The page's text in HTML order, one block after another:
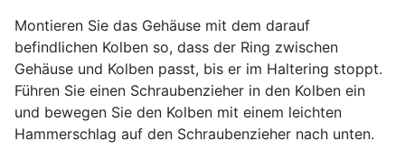
Montieren Sie das Gehäuse mit dem darauf
befindlichen Kolben so, dass der Ring zwischen
Gehäuse und Kolben passt, bis er im Haltering stoppt.
Führen Sie einen Schraubenzieher in den Kolben ein
und bewegen Sie den Kolben mit einem leichten
Hammerschlag auf den Schraubenzieher nach unten.